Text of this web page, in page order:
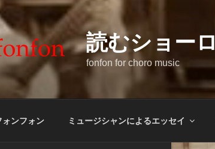
読むショーロ
fonfon for choro music
ォンフォン ミュージシャンによるエッセイ